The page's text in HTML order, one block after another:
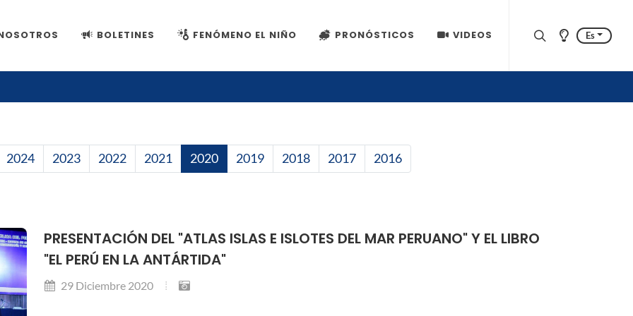
Es
BOLETINES FENÓMENO EL NIÑO PRONÓSTICOS VIDEOS
2024 2023 2022 2021 2020 2019 2018 2017 2016
PRESENTACIÓN DEL "ATLAS ISLAS E ISLOTES DEL MAR PERUANO" Y EL LIBRO
"EL PERÚ EN LA ANTÁRTIDA"
29 Diciembre 2020